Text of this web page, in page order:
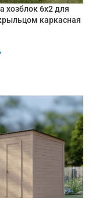
хозблок 6х2 для
каркасная